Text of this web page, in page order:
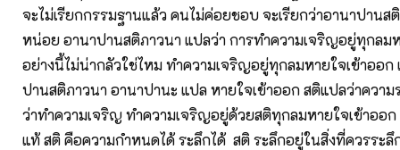
จะไม่เรียกกรรมฐานแล้ว คนไม่ค่อยชอบ จะเรียกว่าอานาปานส
หน่อย อานาปานสติภาวนา แปลว่า การทำความเจริญอยู่ทุกลม
อย่างนี้ไม่น่ากลัวใช่ไหม ทำความเจริญอยู่ทุกลมหายใจเข้าออก
ปานสติภาวนา อานาปานะ แปล หายใจเข้าออก สติแปลว่าความ
ว่าทำความเจริญ ทำความเจริญอยู่ด้วยสติทุกลมหายใจเข้าออ
แท้ สติ คือความกำหนดได้ ระลึกได้ สติ ระลึกอยู่ในสิ่งที่ควรระ